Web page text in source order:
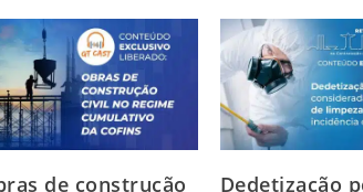
de construção
Dedetização